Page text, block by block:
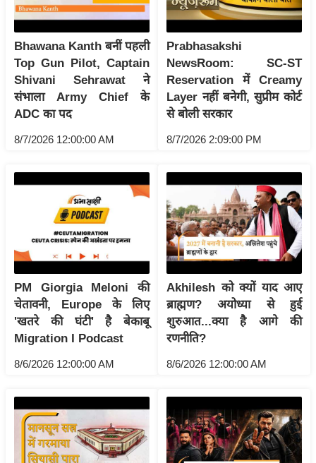
ज
खे
ल
क्रि
के
L
6
क्रा
इ
म
ई
-
प
र
सा
Bhawana Kanth बनीं पहली
Top Gun Pilot, Captain
Shivani Sehrawat ने
संभाला Army Chief के
ADC का पद
8/7/2026 12:00:00 AM
Prabhasakshi
NewsRoom: SC-ST
Reservation में Creamy
Layer नहीं बनेगी, सुप्रीम कोर्ट
से बोली सरकार
8/7/2026 2:09:00 PM
PM Giorgia Meloni की
चेतावनी, Europe के लिए
'खतरे की घंटी' है बेकाबू
Migration I Podcast
8/6/2026 12:00:00 AM
Akhilesh को क्यों याद आए
ब्राह्मण? अयोध्या से हुई
शुरुआत...क्या है आगे की
रणनीति?
8/6/2026 12:00:00 AM